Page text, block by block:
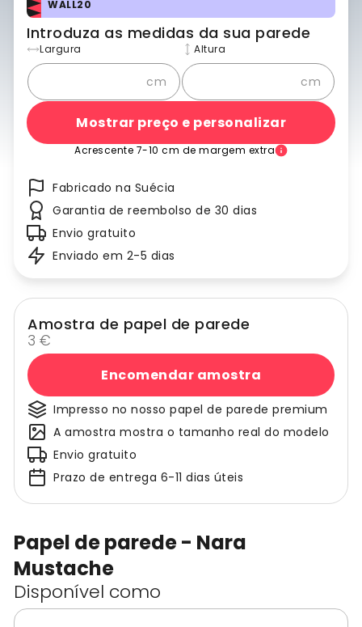
Papel de parede - Nara
Mustache
Disponível como
WALL20
Introduza as medidas da sua parede
Largura
cm
Altura
cm
Mostrar preço e personalizar
Acrescente 7-10 cm de margem extra
Fabricado na Suécia
Garantia de reembolso de 30 dias
Envio gratuito
Enviado em 2-5 dias
Amostra de papel de parede
3 €
Encomendar amostra
Impresso no nosso papel de parede premium
A amostra mostra o tamanho real do modelo
Envio gratuito
Prazo de entrega 6-11 dias úteis